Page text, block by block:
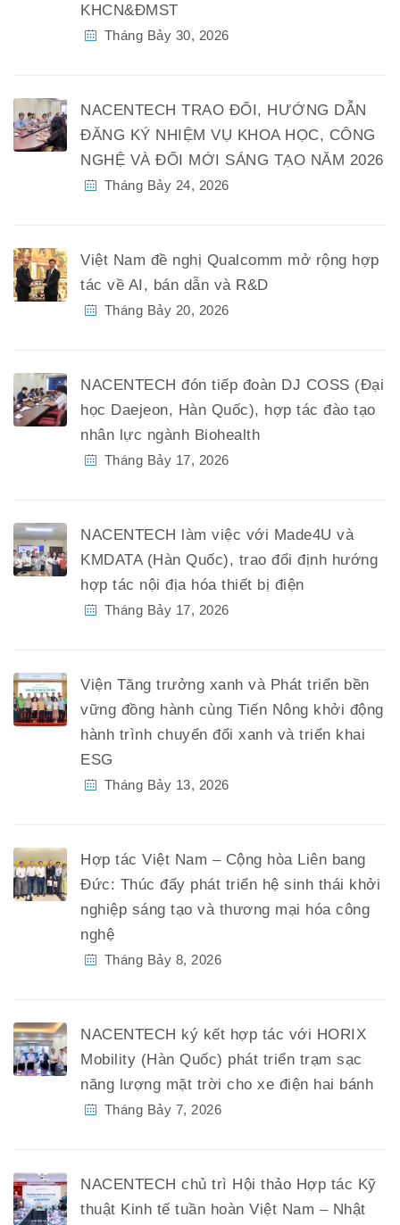
KHCN&ĐMST
Tháng Bảy 30, 2026
NACENTECH TRAO ĐỔI, HƯỚNG DẪN
ĐĂNG KÝ NHIỆM VỤ KHOA HỌC, CÔNG
NGHỆ VÀ ĐỔI MỚI SÁNG TẠO NĂM 2026
Tháng Bảy 24, 2026
Việt Nam đề nghị Qualcomm mở rộng hợp
tác về AI, bán dẫn và R&D
Tháng Bảy 20, 2026
NACENTECH đón tiếp đoàn DJ COSS (Đại
học Daejeon, Hàn Quốc), hợp tác đào tạo
nhân lực ngành Biohealth
Tháng Bảy 17, 2026
NACENTECH làm việc với Made4U và
KMDATA (Hàn Quốc), trao đổi định hướng
hợp tác nội địa hóa thiết bị điện
Tháng Bảy 17, 2026
Viện Tăng trưởng xanh và Phát triển bền
vững đồng hành cùng Tiến Nông khởi động
hành trình chuyển đổi xanh và triển khai
ESG
Tháng Bảy 13, 2026
Hợp tác Việt Nam – Cộng hòa Liên bang
Đức: Thúc đẩy phát triển hệ sinh thái khởi
nghiệp sáng tạo và thương mại hóa công
nghệ
Tháng Bảy 8, 2026
NACENTECH ký kết hợp tác với HORIX
Mobility (Hàn Quốc) phát triển trạm sạc
năng lượng mặt trời cho xe điện hai bánh
Tháng Bảy 7, 2026
NACENTECH chủ trì Hội thảo Hợp tác Kỹ
thuật Kinh tế tuần hoàn Việt Nam – Nhật